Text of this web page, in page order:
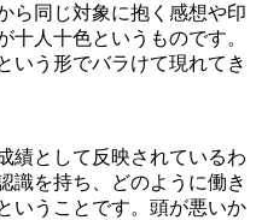
ら同じ対象に抱く感想や印
十人十色というものです。
いう形でバラけて現れてき
績として反映されているわ
識を持ち、どのように働き
いうことです。頭が悪いか